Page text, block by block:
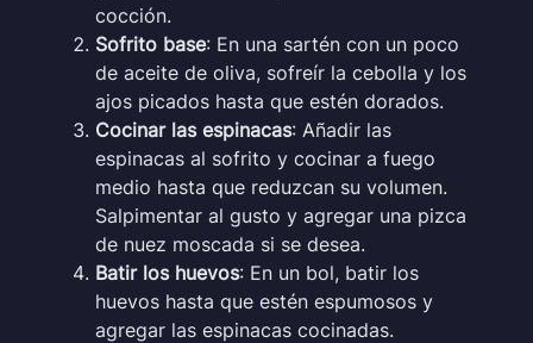
cocción.
Sofrito base: En una sartén con un poco
de aceite de oliva, sofreír la cebolla y los
ajos picados hasta que estén dorados.
Cocinar las espinacas: Añadir las
espinacas al sofrito y cocinar a fuego
medio hasta que reduzcan su volumen.
Salpimentar al gusto y agregar una pizca
de nuez moscada si se desea.
Batir los huevos: En un bol, batir los
huevos hasta que estén espumosos y
agregar las espinacas cocinadas.